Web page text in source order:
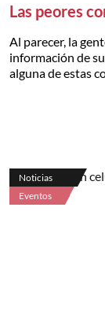
Las peores
Al parecer, la
información de
alguna de estas
Noticias
Eventos